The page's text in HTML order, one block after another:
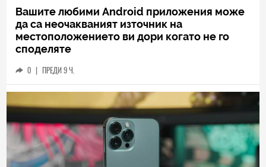
Вашите любими Android приложения може
да са неочакваният източник на
местоположението ви дори когато не го
споделяте
0 | ПРЕДИ 9 Ч.